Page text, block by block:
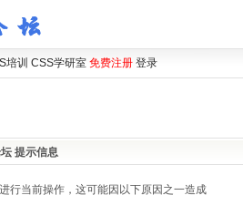
培训 CSS学研室 免费注册 登录
提示信息
行当前操作，这可能因以下原因之一造成